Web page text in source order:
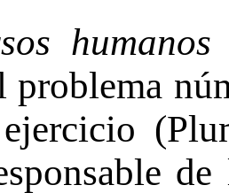
humanos
problema